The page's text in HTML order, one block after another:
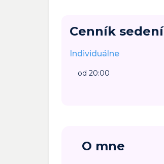
Cenník sedení
Individuálne
od 20:00
O mne